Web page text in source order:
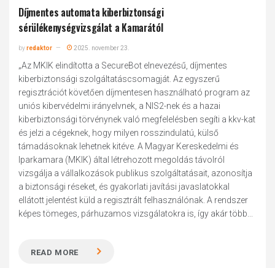
Díjmentes automata kiberbiztonsági
sérülékenységvizsgálat a Kamarától
byredaktor 2025. november 23.
„Az MKIK elindította a SecureBot elnevezésű, díjmentes
kiberbiztonsági szolgáltatáscsomagját. Az egyszerű
regisztrációt követően díjmentesen használható program az
uniós kibervédelmi irányelvnek, a NIS2-nek és a hazai
kiberbiztonsági törvénynek való megfelelésben segíti a kkv-kat
és jelzi a cégeknek, hogy milyen rosszindulatú, külső
támadásoknak lehetnek kitéve. A Magyar Kereskedelmi és
Iparkamara (MKIK) által létrehozott megoldás távolról
vizsgálja a vállalkozások publikus szolgáltatásait, azonosítja
a biztonsági réseket, és gyakorlati javítási javaslatokkal
ellátott jelentést küld a regisztrált felhasználónak. A rendszer
képes tömeges, párhuzamos vizsgálatokra is, így akár több...
READ MORE